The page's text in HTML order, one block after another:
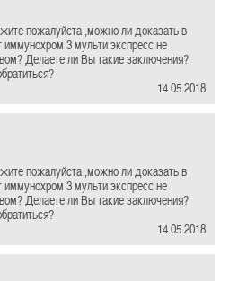
пожалуйста ,можно ли доказать в
иммунохром 3 мульти экспресс не
Делаете ли Вы такие заключения?
14.05.2018
пожалуйста ,можно ли доказать в
иммунохром 3 мульти экспресс не
Делаете ли Вы такие заключения?
14.05.2018